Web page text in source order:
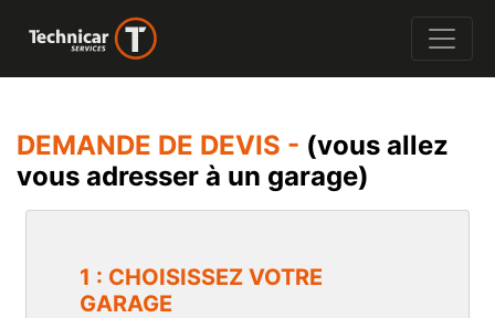
DEMANDE DE DEVIS - (vous allez
vous adresser à un garage)
1 : CHOISISSEZ VOTRE
GARAGE